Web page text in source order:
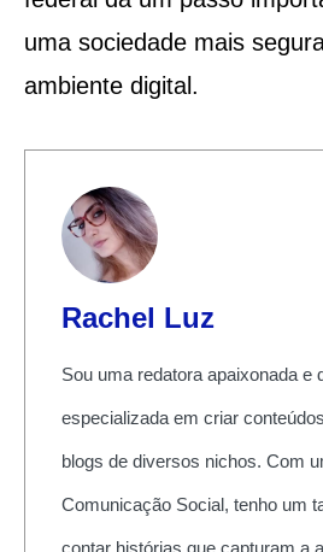
uma sociedade mais
ambiente digital.
Rachel Luz
Sou uma redatora apaixonada e
especializada em criar
blogs de diversos nichos. Com
Comunicação Social, tenho um
contar histórias que capturam a